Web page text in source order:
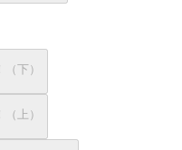
下）
上）